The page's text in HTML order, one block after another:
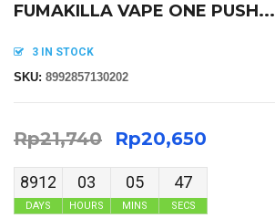
FUMAKILLA VAPE ONE PUSH...
3 IN STOCK
SKU: 8992857130202
Rp21,740 Rp20,650
8912
DAYS
03
HOURS
05
MINS
47
SECS